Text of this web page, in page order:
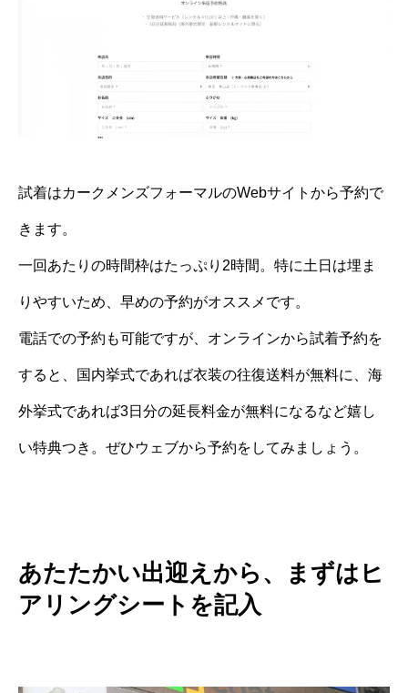
試着はカークメンズフォーマルのWebサイトから予約で
きます。
一回あたりの時間枠はたっぷり2時間。特に土日は埋ま
りやすいため、早めの予約がオススメです。
電話での予約も可能ですが、オンラインから試着予約を
すると、国内挙式であれば衣装の往復送料が無料に、海
外挙式であれば3日分の延長料金が無料になるなど嬉し
い特典つき。ぜひウェブから予約をしてみましょう。
あたたかい出迎えから、まずはヒ
アリングシートを記入